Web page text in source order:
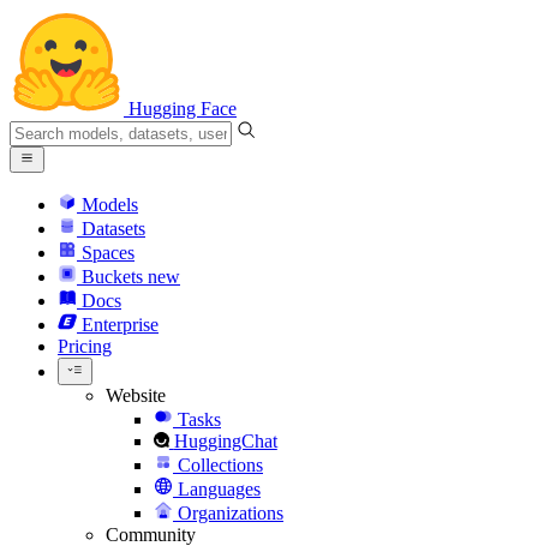
Hugging Face
Models
Datasets
Spaces
Buckets new
Docs
Enterprise
Pricing
Website
Tasks
HuggingChat
Collections
Languages
Organizations
Community